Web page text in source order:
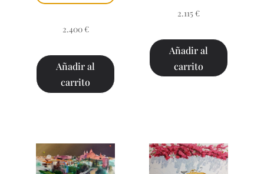
2.400 €
Añadir al
carrito
2.115 €
Añadir al
carrito